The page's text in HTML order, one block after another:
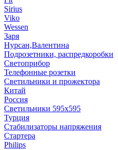
Sirius
Viko
Wessen
Заря
Нурсан,Валентина
Подрозетники, распредкоробки
Светоприбор
Телефонные розетки
Светильники и прожектора
Китай
Россия
Светильники 595х595
Турция
Стабилизаторы напряжения
Стартера
Philips